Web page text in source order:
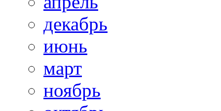
декабрь
июнь
март
ноябрь